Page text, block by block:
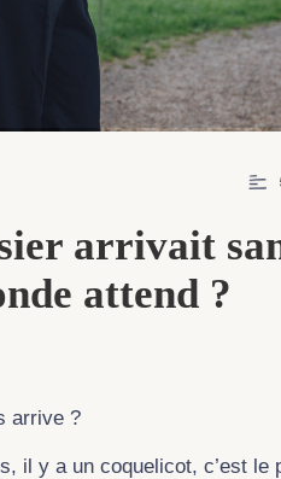
attend ?
arrive ?
il y a un coquelicot, c’est le